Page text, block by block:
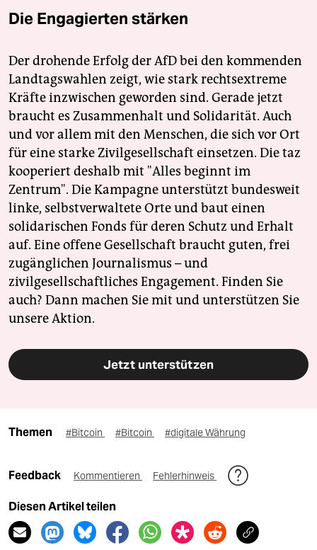
Die Engagierten stärken
Der drohende Erfolg der AfD bei den kommenden
Landtagswahlen zeigt, wie stark rechtsextreme
Kräfte inzwischen geworden sind. Gerade jetzt
braucht es Zusammenhalt und Solidarität. Auch
und vor allem mit den Menschen, die sich vor Ort
für eine starke Zivilgesellschaft einsetzen. Die taz
kooperiert deshalb mit "Alles beginnt im
Zentrum". Die Kampagne unterstützt bundesweit
linke, selbstverwaltete Orte und baut einen
solidarischen Fonds für deren Schutz und Erhalt
auf. Eine offene Gesellschaft braucht guten, frei
zugänglichen Journalismus – und
zivilgesellschaftliches Engagement. Finden Sie
auch? Dann machen Sie mit und unterstützen Sie
unsere Aktion.
Jetzt unterstützen
Themen #Bitcoin #Bitcoin #digitale Währung
Feedback Kommentieren Fehlerhinweis
Diesen Artikel teilen